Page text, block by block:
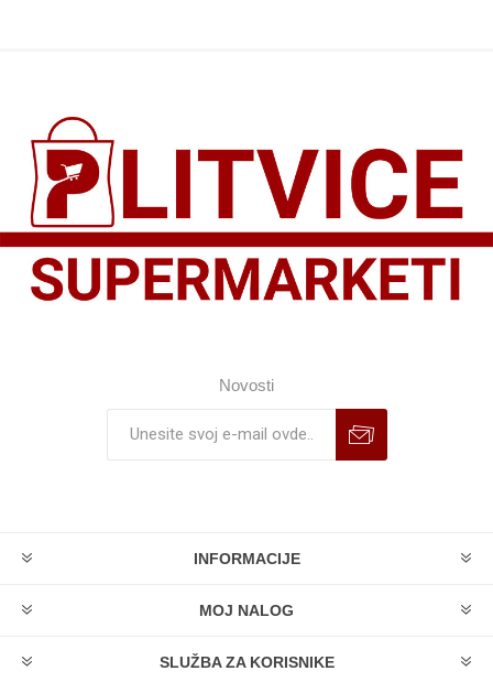
Novosti
INFORMACIJE
MOJ NALOG
SLUŽBA ZA KORISNIKE